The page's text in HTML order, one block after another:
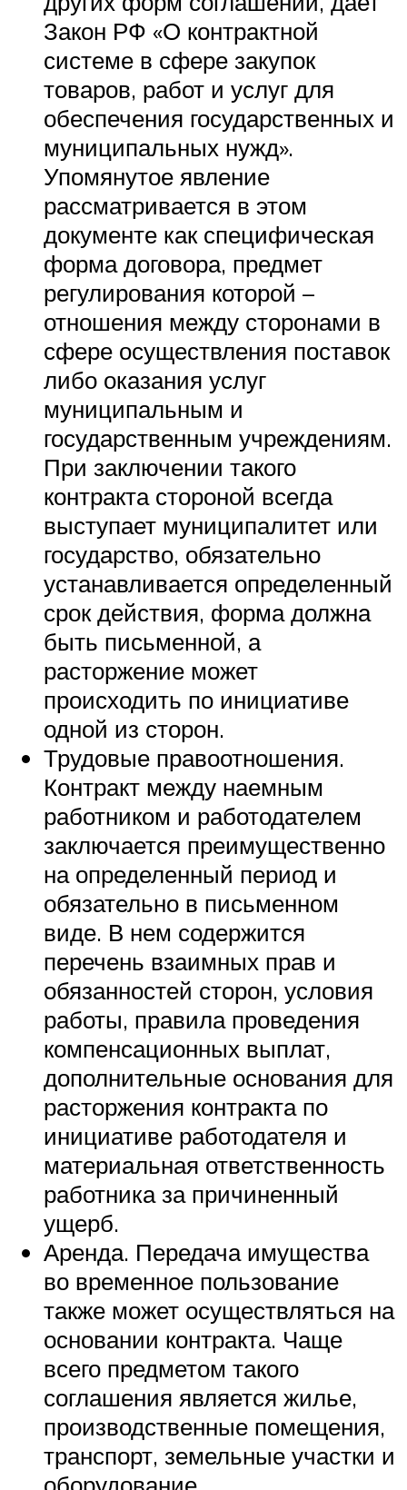
Закон РФ «О контрактной
системе в сфере закупок
товаров, работ и услуг для
обеспечения государственных и
муниципальных нужд».
Упомянутое явление
рассматривается в этом
документе как специфическая
форма договора, предмет
регулирования которой –
отношения между сторонами в
сфере осуществления поставок
либо оказания услуг
муниципальным и
государственным учреждениям.
При заключении такого
контракта стороной всегда
выступает муниципалитет или
государство, обязательно
устанавливается определенный
срок действия, форма должна
быть письменной, а
расторжение может
происходить по инициативе
одной из сторон.
Трудовые правоотношения.
Контракт между наемным
работником и работодателем
заключается преимущественно
на определенный период и
обязательно в письменном
виде. В нем содержится
перечень взаимных прав и
обязанностей сторон, условия
работы, правила проведения
компенсационных выплат,
дополнительные основания для
расторжения контракта по
инициативе работодателя и
материальная ответственность
работника за причиненный
ущерб.
Аренда. Передача имущества
во временное пользование
также может осуществляться на
основании контракта. Чаще
всего предметом такого
соглашения является жилье,
производственные помещения,
транспорт, земельные участки и